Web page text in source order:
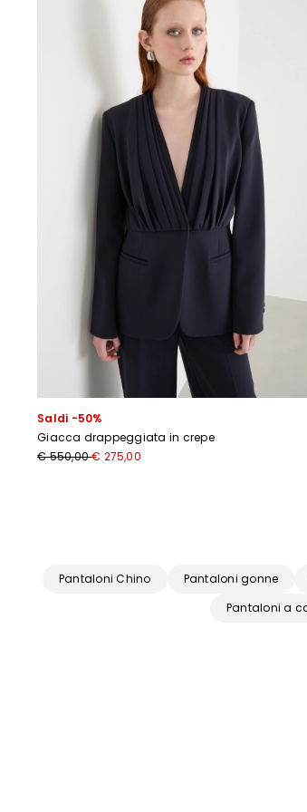
Saldi -50%
Giacca drappeggiata in crepe
€ 550,00€ 275,00
Pantaloni Chino Pantaloni gonne
Pantaloni a